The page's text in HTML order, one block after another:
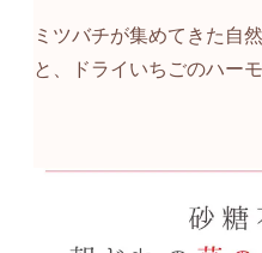
ミツバチが集めてきた自
と、ドライいちごのハー